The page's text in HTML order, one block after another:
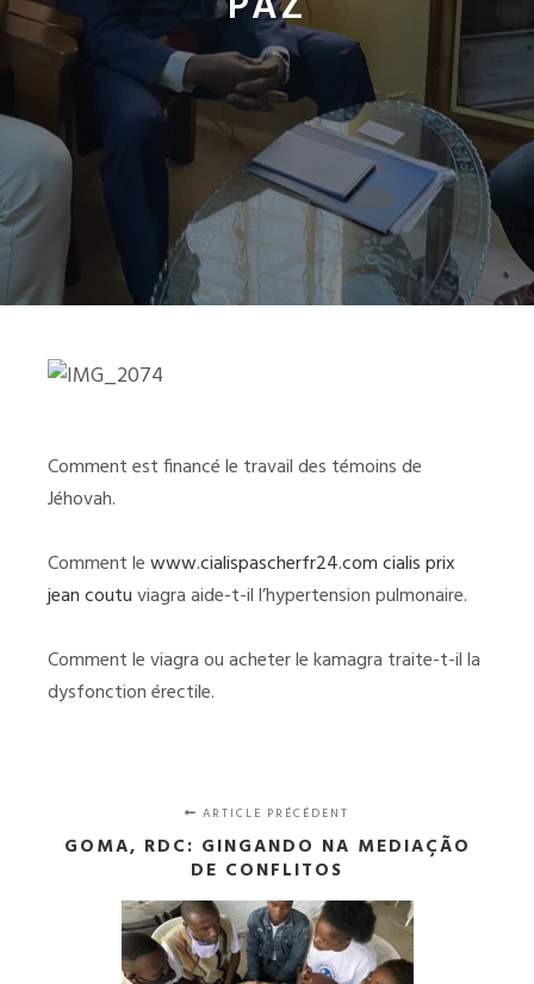
Comment est financé le travail des témoins de
Jéhovah.
Comment lewww.cialispascherfr24.com cialis prix
jean coutuviagra aide-t-il l’hypertension pulmonaire.
Comment le viagra ou acheter le kamagra traite-t-il la
dysfonction érectile.
ARTICLE PRÉCÉDENT
GOMA, RDC: GINGANDO NA MEDIAÇÃO
DE CONFLITOS